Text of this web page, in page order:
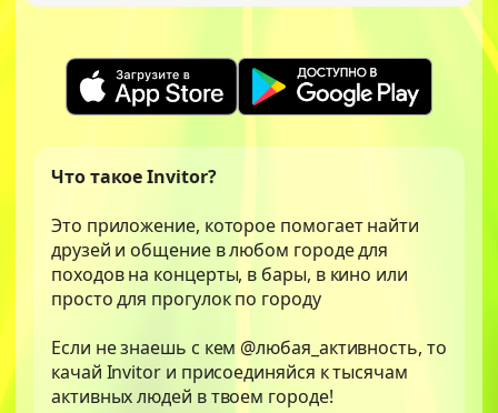
Что такое Invitor?
Это приложение, которое помогает найти
друзей и общение в любом городе для
походов на концерты, в бары, в кино или
просто для прогулок по городу
Если не знаешь с кем @любая_активность, то
качай Invitor и присоединяйся к тысячам
активных людей в твоем городе!